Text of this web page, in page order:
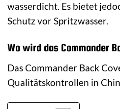
wasserdicht. Es bietet
Schutz vor Spritzwasser.
Wo wird das Commander
Das Commander Back
Qualitätskontrollen in